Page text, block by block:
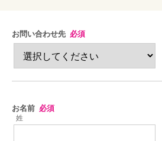
お問い合わせ先 必須
お名前 必須
姓